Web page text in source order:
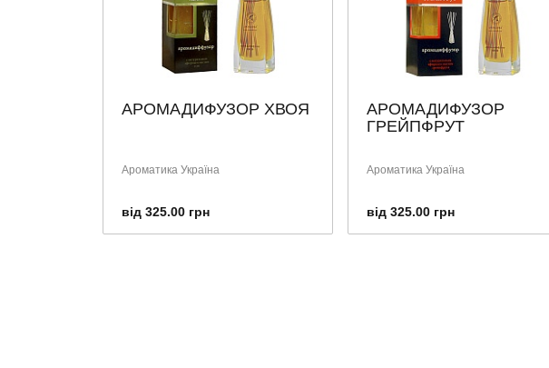
АРОМАДИФУЗОР ХВОЯ
Ароматика Україна
від 325.00 грн
АРОМАДИФУЗОР
ГРЕЙПФРУТ
Ароматика Україна
від 325.00 грн